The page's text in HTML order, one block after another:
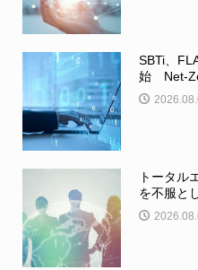
SBTi、
始 Net-
トータル
を不服と